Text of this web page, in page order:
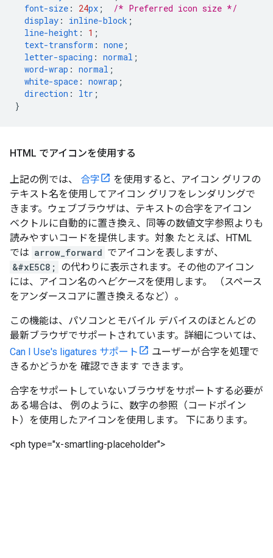
font-size : 24px ;
/* Preferred icon size */
display : inline-block ;
line-height : 1 ;
text-transform : none ;
letter-spacing : normal ;
word-wrap : normal ;
white-space : nowrap ;
direction : ltr ;
}
HTML でアイコンを使用する
上記の例では、 合字
を使用すると、アイコン グリフの
テキスト名を使用してアイコン グリフをレンダリングで
きます。ウェブブラウザは、テキストの合字をアイコン
ベクトルに自動的に置き換え、同等の数値文字参照よりも
読みやすいコードを提供します。対象 たとえば、HTML
では arrow_forward でアイコンを表しますが、
&#xE5C8;
の代わりに表示されます。その他のアイコン
には、アイコン名のヘビケースを使用します。 （スペース
をアンダースコアに置き換えるなど）。
この機能は、パソコンとモバイル デバイスのほとんどの
最新ブラウザでサポートされています。詳細については、
Can I Use's ligatures サポート
ユーザーが合字を処理で
きるかどうかを 確認できます できます。
合字をサポートしていないブラウザをサポートする必要が
ある場合は、 例のように、数字の参照（コードポイン
ト）を使用したアイコンを使用します。 下にあります。
<ph type="x-smartling-placeholder">